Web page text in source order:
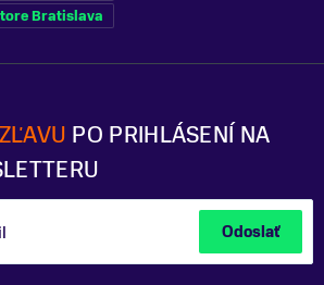
PO PRIHLÁSENÍ NA
Odoslať
Bratislava